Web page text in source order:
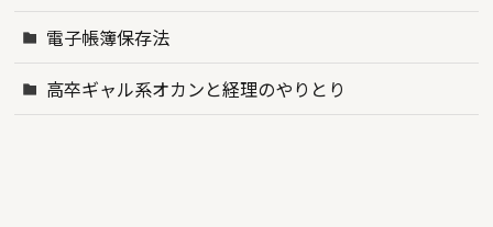
電子帳簿保存法
高卒ギャル系オカンと経理のやりとり